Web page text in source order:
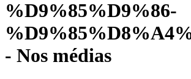
%D9%85%D9%86-
- Nos médias